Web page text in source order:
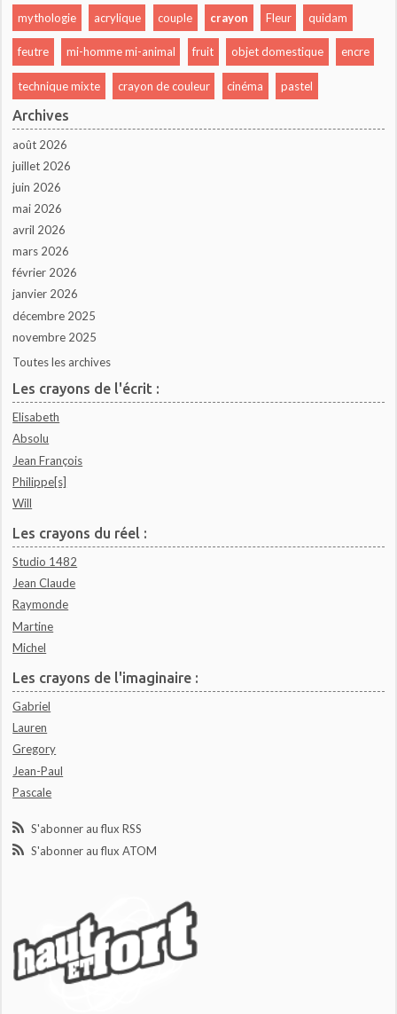
mythologie acrylique couple crayon Fleur quidam
feutre mi-homme mi-animal fruit objet domestique encre
technique mixte crayon de couleur cinéma pastel
Archives
août 2026
juillet 2026
juin 2026
mai 2026
avril 2026
mars 2026
février 2026
janvier 2026
décembre 2025
novembre 2025
Toutes les archives
Les crayons de l'écrit :
Elisabeth
Absolu
Jean François
Philippe[s]
Will
Les crayons du réel :
Studio 1482
Jean Claude
Raymonde
Martine
Michel
Les crayons de l'imaginaire :
Gabriel
Lauren
Gregory
Jean-Paul
Pascale
S'abonner au flux RSS
S'abonner au flux ATOM